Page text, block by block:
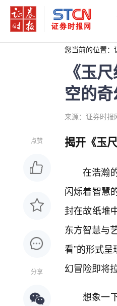
您当前的位置：
《玉
空的
来源：证券时报
点赞
分享
揭开《玉
在浩瀚
闪烁着智慧
封在故纸堆
东方智慧与
看”的形式
幻冒险即将
想象一